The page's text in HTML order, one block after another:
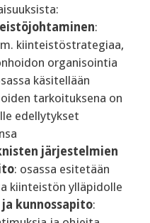
:
kiinteistöstrategiaa,
organisointia
käsitellään
tarkoituksena on
edellytykset
järjestelmien
: osassa esitetään
kiinteistön ylläpidolle
kunnossapito: